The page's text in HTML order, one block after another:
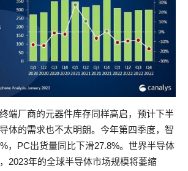
端厂商的元器件库存同样高启，预计下半
体的需求也不太明朗。今年第四季度，智
，PC出货量同比下滑27.8%。世界半导体
2023年的全球半导体市场规模将萎缩